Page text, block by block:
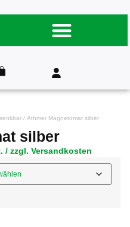
/ Athmer Magnetomat silber
silber
/ zzgl. Versandkosten